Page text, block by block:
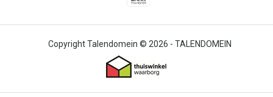
© 2026 - TALENDOMEIN